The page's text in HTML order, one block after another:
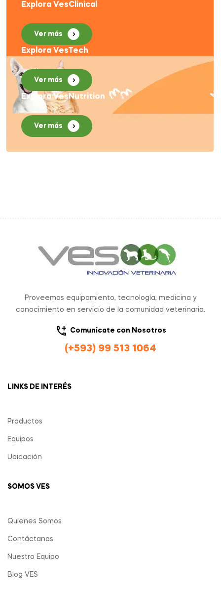
Explora VesClinical
Ver más
Explora VesTech
Ver más
Explora VesNutrition
Ver más
Proveemos equipamiento, tecnología, medicina y
conocimiento en servicio de la comunidad veterinaria.
Comunícate con Nosotros
(+593) 99 513 1064
LINKS DE INTERÉS
Productos
Equipos
Ubicación
SOMOS VES
Quienes Somos
Contáctanos
Nuestro Equipo
Blog VES